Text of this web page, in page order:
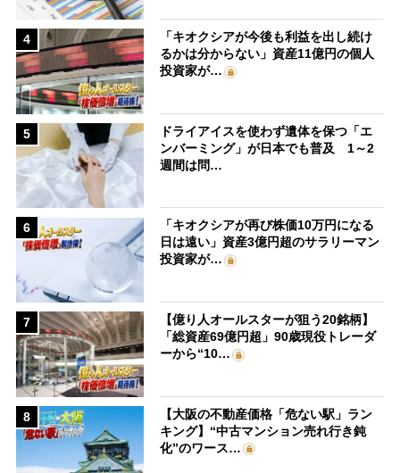
4
「キオクシアが今後も利益を出し続け
るかは分からない」資産11億円の個人
投資家が…
5
ドライアイスを使わず遺体を保つ「エ
ンバーミング」が日本でも普及 1～2
週間は問…
6
「キオクシアが再び株価10万円になる
日は遠い」資産3億円超のサラリーマン
投資家が…
7
【億り人オールスターが狙う20銘柄】
「総資産69億円超」90歳現役トレーダ
ーから“10…
8
【大阪の不動産価格「危ない駅」ラン
キング】“中古マンション売れ行き鈍
化”のワース…